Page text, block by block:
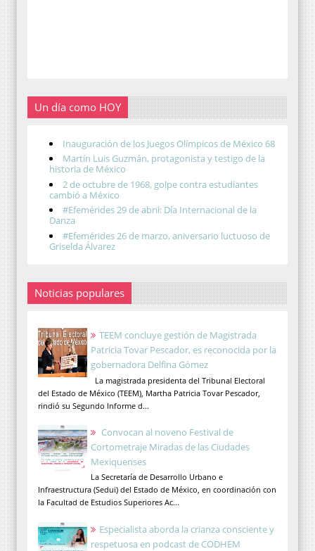
Un día como HOY
Inauguración de los Juegos Olímpicos de México 68
Martín Luis Guzmán, protagonista y testigo de la
historia de México
2 de octubre de 1968, golpe contra estudiantes
cambió a México
#Efemérides 29 de abril: Día Internacional de la
Danza
#Efemérides 26 de marzo, aniversario luctuoso de
Griselda Álvarez
Noticias populares
TEEM concluye gestión de Magistrada
Patricia Tovar Pescador, es reconocida por la
gobernadora Delfina Gómez
La magistrada presidenta del Tribunal Electoral
del Estado de México (TEEM), Martha Patricia Tovar Pescador,
rindió su Segundo Informe d...
Convocan al noveno Festival de
Cortometraje Miradas de las Ciudades
Mexiquenses
La Secretaría de Desarrollo Urbano e
Infraestructura (Sedui) del Estado de México, en coordinación con
la Facultad de Estudios Superiores Ac...
Especialista aborda la crianza consciente y
respetuosa en podcast de CODHEM